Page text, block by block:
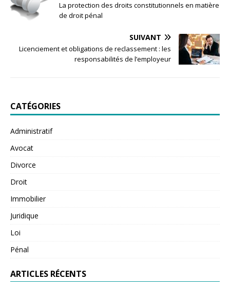
La protection des droits constitutionnels en matière
de droit pénal
SUIVANT
Licenciement et obligations de reclassement : les
responsabilités de l’employeur
CATÉGORIES
Administratif
Avocat
Divorce
Droit
Immobilier
Juridique
Loi
Pénal
ARTICLES RÉCENTS